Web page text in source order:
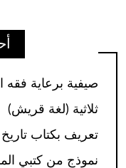
صيفية برعاية فقه
ثلاثية (لغة قريش)
تعريف بكتاب
نموذج من كتبي